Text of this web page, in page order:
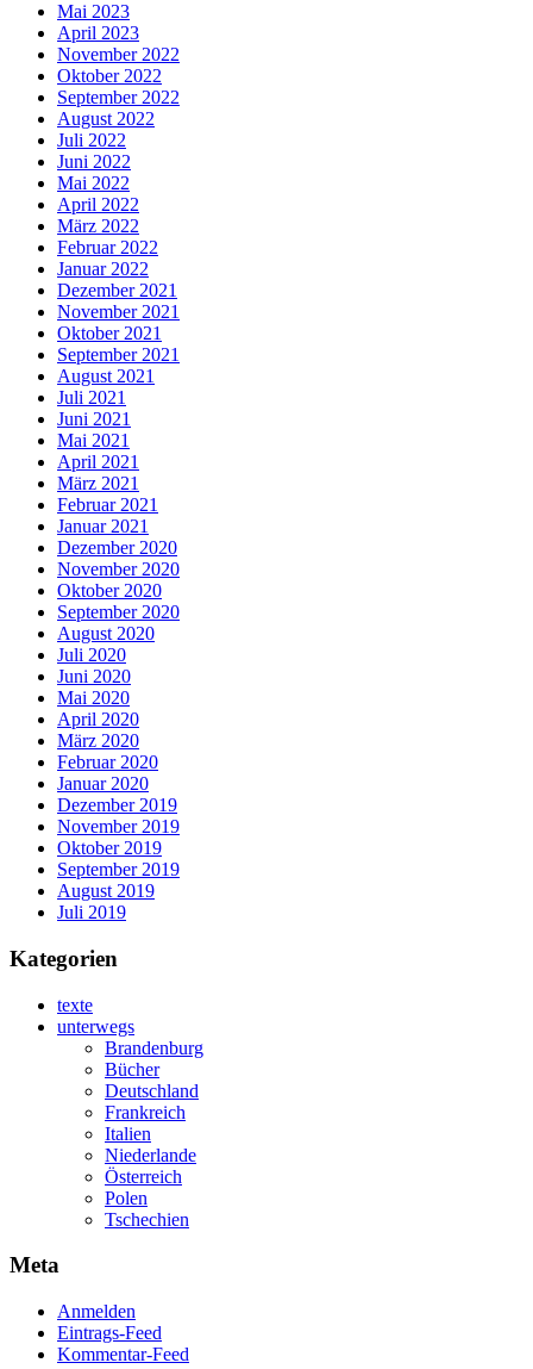
Mai 2023
April 2023
November 2022
Oktober 2022
September 2022
August 2022
Juli 2022
Juni 2022
Mai 2022
April 2022
März 2022
Februar 2022
Januar 2022
Dezember 2021
November 2021
Oktober 2021
September 2021
August 2021
Juli 2021
Juni 2021
Mai 2021
April 2021
März 2021
Februar 2021
Januar 2021
Dezember 2020
November 2020
Oktober 2020
September 2020
August 2020
Juli 2020
Juni 2020
Mai 2020
April 2020
März 2020
Februar 2020
Januar 2020
Dezember 2019
November 2019
Oktober 2019
September 2019
August 2019
Juli 2019
Kategorien
texte
unterwegs
Brandenburg
Bücher
Deutschland
Frankreich
Italien
Niederlande
Österreich
Polen
Tschechien
Meta
Anmelden
Eintrags-Feed
Kommentar-Feed